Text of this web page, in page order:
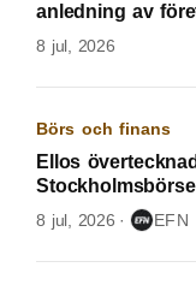
anledning av
8 jul, 2026
Börs och finans
Ellos
8 jul, 2026 EFN